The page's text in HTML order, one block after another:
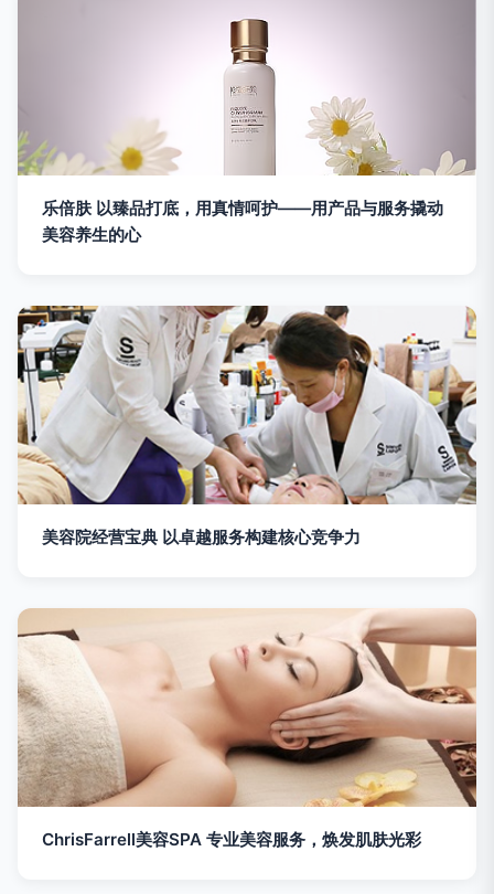
乐倍肤 以臻品打底，用真情呵护——用产品与服务撬动
美容养生的心
美容院经营宝典 以卓越服务构建核心竞争力
ChrisFarrell美容SPA 专业美容服务，焕发肌肤光彩